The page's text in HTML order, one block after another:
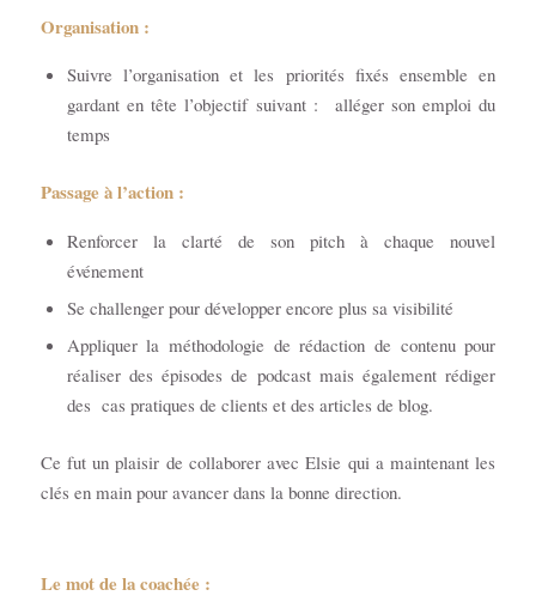
Organisation :
Suivre l’organisation et les priorités fixés ensemble en
gardant en tête l’objectif suivant : alléger son emploi du
temps
Passage à l’action :
Renforcer la clarté de son pitch à chaque nouvel
événement
Se challenger pour développer encore plus sa visibilité
Appliquer la méthodologie de rédaction de contenu pour
réaliser des épisodes de podcast mais également rédiger
des cas pratiques de clients et des articles de blog.
Ce fut un plaisir de collaborer avec Elsie qui a maintenant les
clés en main pour avancer dans la bonne direction.
Le mot de la coachée :